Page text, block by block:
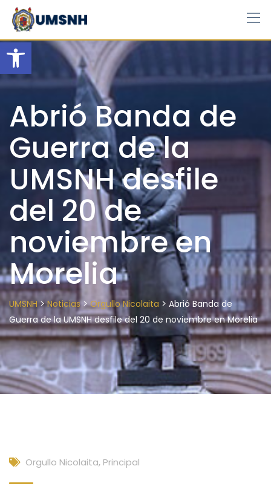
Open toolbar
Skip
content
Abrió Banda de
Guerra de la
UMSNH desfile
del 20 de
noviembre en
Morelia
UMSNH>Noticias>Orgullo Nicolaita > Abrió Banda de
Guerra de la UMSNH desfile del 20 de noviembre en Morelia
Orgullo Nicolaita, Principal